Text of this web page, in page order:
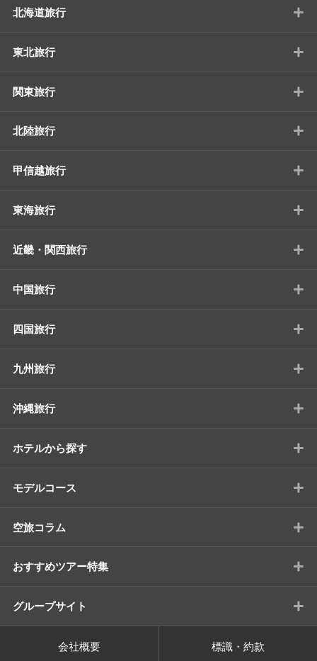
北海道旅行 +
東北旅行 +
関東旅行 +
北陸旅行 +
甲信越旅行 +
東海旅行 +
近畿・関西旅行 +
中国旅行 +
四国旅行 +
九州旅行 +
沖縄旅行 +
ホテルから探す +
モデルコース +
空旅コラム +
おすすめツアー特集 +
グループサイト +
会社概要 標識・約款